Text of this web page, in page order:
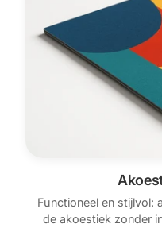
Functioneel en stijlvol:
de akoestiek zonder